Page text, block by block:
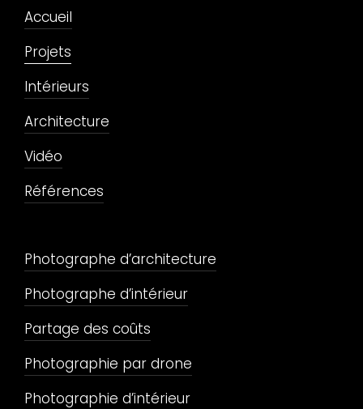
Accueil
Projets
Intérieurs
Architecture
Vidéo
Références
Photographe d’architecture
Photographe d’intérieur
Partage des coûts
Photographie par drone
Photographie d’intérieur